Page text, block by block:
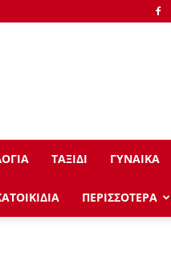
ΤΑΞΙΔΙ ΓΥΝΑΙΚΑ
ΠΕΡΙΣΣΟΤΕΡΑ